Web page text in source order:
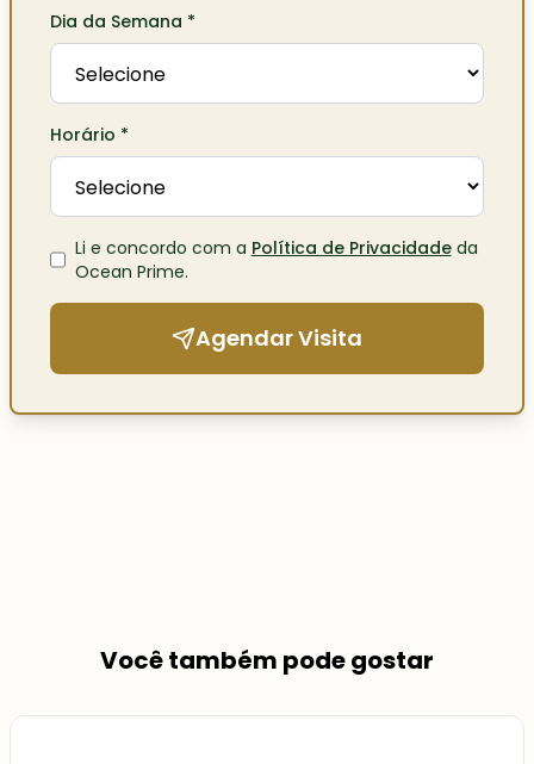
Dia da Semana *
Horário *
Li e concordo com a Política de Privacidadeda
Ocean Prime.
Agendar Visita
Você também pode gostar